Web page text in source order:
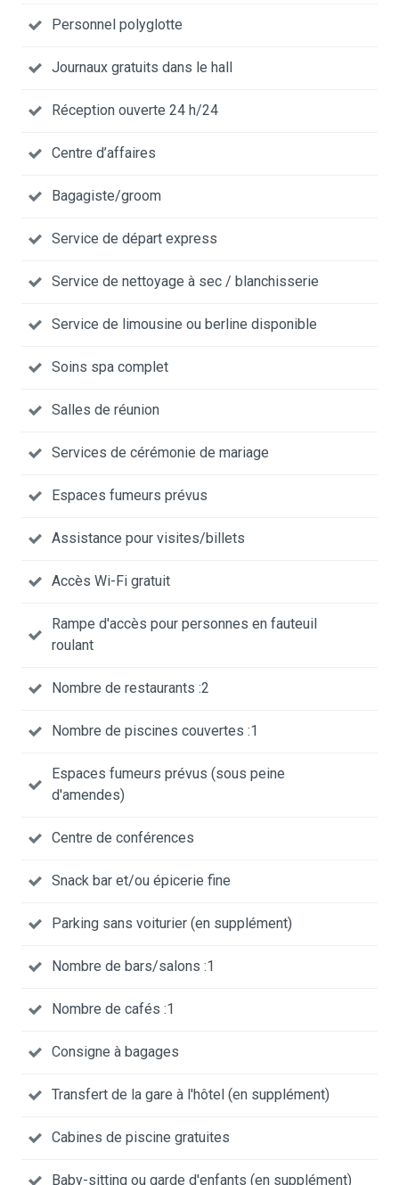
Personnel polyglotte
Journaux gratuits dans le hall
Réception ouverte 24 h/24
Centre d’affaires
Bagagiste/groom
Service de départ express
Service de nettoyage à sec / blanchisserie
Service de limousine ou berline disponible
Soins spa complet
Salles de réunion
Services de cérémonie de mariage
Espaces fumeurs prévus
Assistance pour visites/billets
Accès Wi-Fi gratuit
Rampe d'accès pour personnes en fauteuil
roulant
Nombre de restaurants :2
Nombre de piscines couvertes :1
Espaces fumeurs prévus (sous peine
d'amendes)
Centre de conférences
Snack bar et/ou épicerie fine
Parking sans voiturier (en supplément)
Nombre de bars/salons :1
Nombre de cafés :1
Consigne à bagages
Transfert de la gare à l'hôtel (en supplément)
Cabines de piscine gratuites
Baby-sitting ou garde d'enfants (en supplément)